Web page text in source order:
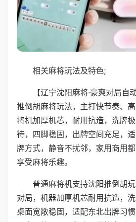
相关麻将玩法及特色;
【辽宁沈阳麻将·豪爽对局自
推倒胡麻将玩法，主打快节奏、
将机加厚机芯，耐用抗造，洗牌
待，四脚稳固，出牌空间充足，
牌方式，静音不扰邻，家用商用
享受麻将乐趣。
普通麻将机支持沈阳推倒胡
对局，机器加厚机芯耐用抗造，洗
桌面宽敞稳固，适配东北出牌习